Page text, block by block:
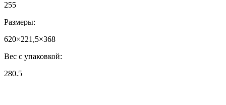
255
Размеры:
620×221,5×368
Вес с упаковкой:
280.5